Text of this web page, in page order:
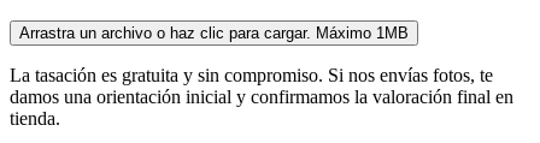
La tasación es gratuita y sin compromiso. Si nos envías fotos, te
damos una orientación inicial y confirmamos la valoración final en
tienda.